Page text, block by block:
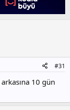
#31
10 gün